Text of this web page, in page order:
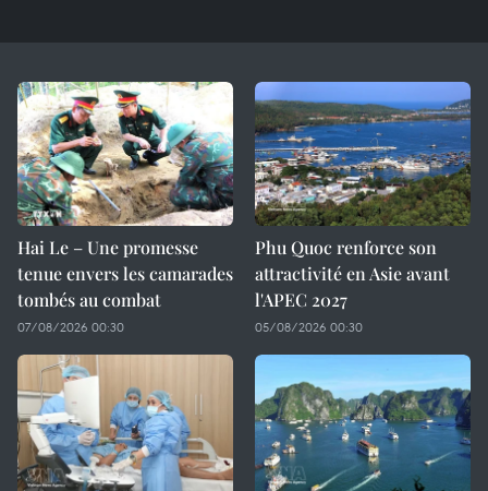
Hai Le – Une promesse
tenue envers les camarades
tombés au combat
07/08/2026 00:30
Phu Quoc renforce son
attractivité en Asie avant
l'APEC 2027
05/08/2026 00:30